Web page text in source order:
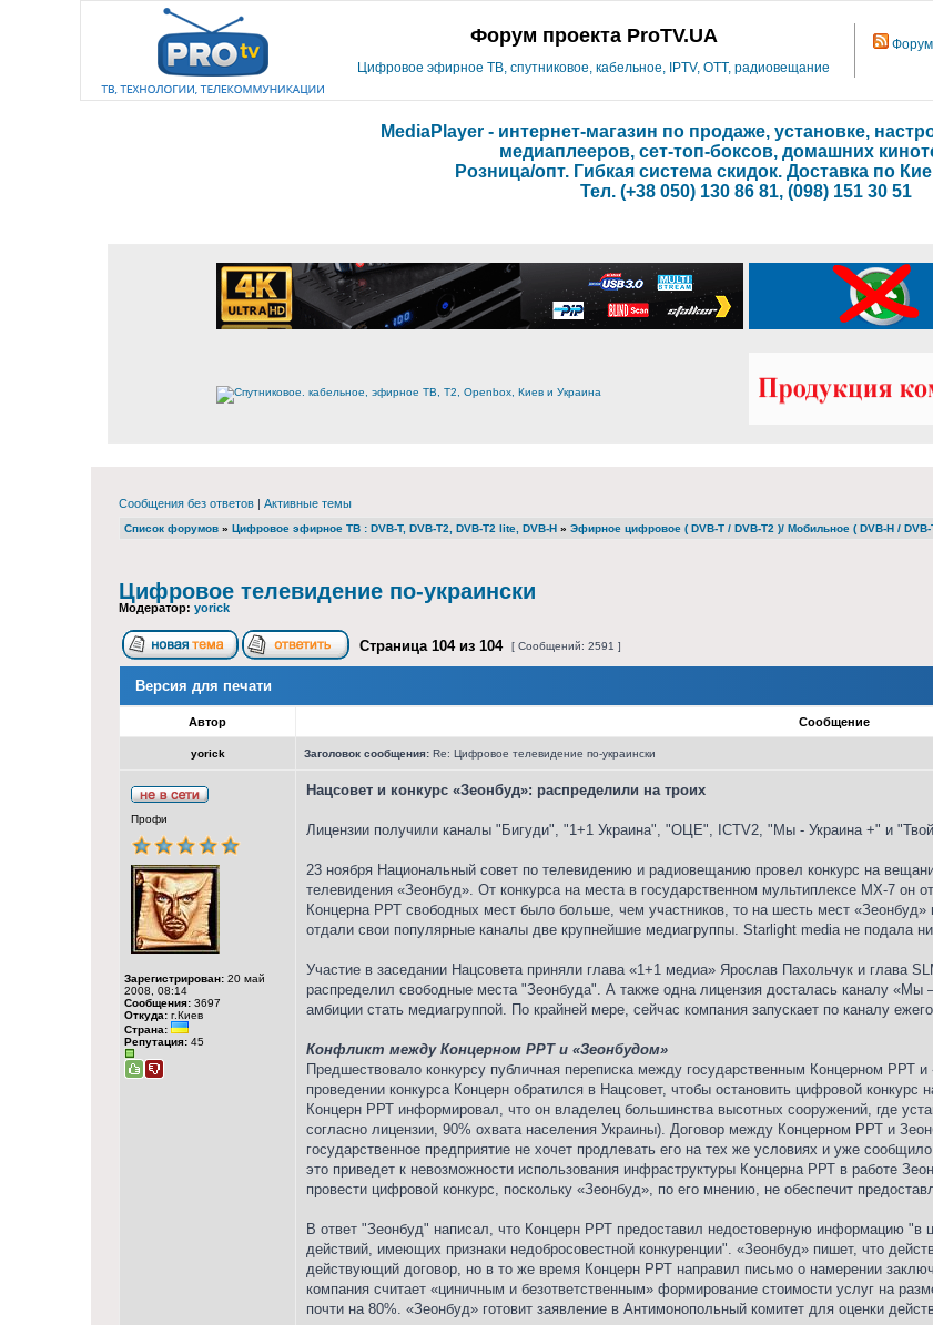
Форум проекта ProTV.UA
Цифровое эфирное ТВ, спутниковое, кабельное, IPTV, OTT, радиовещание
MediaPlayer - интернет-магазин по продаже, установке,
медиаплееров, сет-топ-боксов, домашних
Розница/опт. Гибкая система скидок. Доставка по
Тел. (+38 050) 130 86 81, (098) 151 30 51
Сообщения без ответов | Активные темы
Список форумов » Цифровое эфирное ТВ : DVB-T, DVB-T2, DVB-T2 lite, DVB-H » Эфирное цифровое ( DVB-T / DVB-T2 )/ Мобильное ( DVB-H / DVB-
Цифровое телевидение по-украински
Модератор: yorick
Страница 104из 104 [ Сообщений: 2591 ]
Версия для печати
Автор Сообщение
yorick Заголовок сообщения: Re: Цифровое телевидение по-украински
Профи
Зарегистрирован: 20 май
2008, 08:14
Сообщения: 3697
Откуда: г.Киев
Страна:
Репутация: 45
Нацсовет и конкурс «Зеонбуд»: распределили на троих
Лицензии получили каналы "Бигуди", "1+1 Украина", "ОЦЕ", ICTV2, "Мы - Украина +" и
23 ноября Национальный совет по телевидению и радиовещанию провел конкурс на
телевидения «Зеонбуд». От конкурса на места в государственном мультиплексе МХ-7 он
Концерна РРТ свободных мест было больше, чем участников, то на шесть мест
отдали свои популярные каналы две крупнейшие медиагруппы. Starlight media не подала
Участие в заседании Нацсовета приняли глава «1+1 медиа» Ярослав Пахольчук и глава
распределил свободные места "Зеонбуда". А также одна лицензия досталась каналу «Мы
амбиции стать медиагруппой. По крайней мере, сейчас компания запускает по каналу
Конфликт между Концерном РРТ и «Зеонбудом»
Предшествовало конкурсу публичная переписка между государственным Концерном РРТ
проведении конкурса Концерн обратился в Нацсовет, чтобы остановить цифровой
Концерн РРТ информировал, что он владелец большинства высотных сооружений, где
согласно лицензии, 90% охвата населения Украины). Договор между Концерном РРТ и
государственное предприятие не хочет продлевать его на тех же условиях и уже
это приведет к невозможности использования инфраструктуры Концерна РРТ в работе
провести цифровой конкурс, поскольку «Зеонбуд», по его мнению, не обеспечит
В ответ "Зеонбуд" написал, что Концерн РРТ предоставил недостоверную информацию "в
действий, имеющих признаки недобросовестной конкуренции". «Зеонбуд» пишет, что
действующий договор, но в то же время Концерн РРТ направил письмо о намерении
компания считает «циничным и безответственным» формирование стоимости услуг на
почти на 80%. «Зеонбуд» готовит заявление в Антимонопольный комитет для оценки